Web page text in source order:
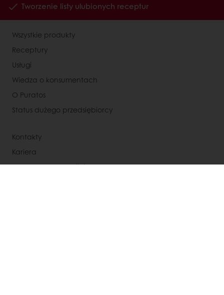
Tworzenie listy ulubionych receptur
Wszystkie produkty
Receptury
Usługi
Wiedza o konsumentach
O Puratos
Status dużego przedsiębiorcy
Kontakty
Kariera
Speak Up - Odezwij się